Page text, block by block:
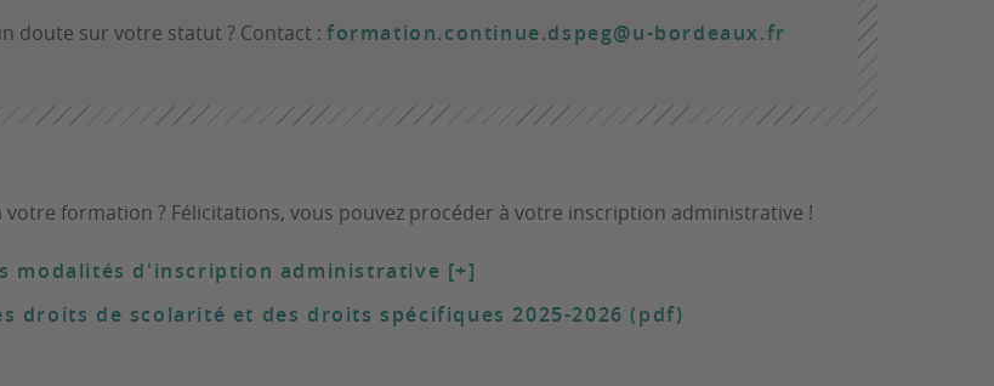
doute sur votre statut ? Contact : formation.continue.dspeg@u-bordeaux.fr
votre formation ? Félicitations, vous pouvez procéder à votre inscription administrative !
modalités d'inscription administrative [+]
droits de scolarité et des droits spécifiques 2025-2026 (pdf)